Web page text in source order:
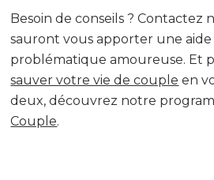
Besoin de conseils ? Contactez
sauront vous apporter une
problématique amoureuse. Et
sauver votre vie de couple en
deux, découvrez notre
Couple.